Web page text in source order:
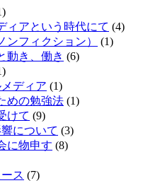
ィアという時代にて (4)
ンフィクション）
(1)
動き、働き (6)
ディア (1)
めの勉強法 (1)
けて (9)
について (3)
に物申す (8)
ス (7)